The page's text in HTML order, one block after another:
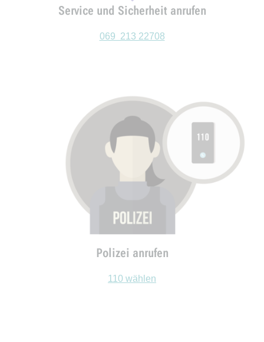
Service und Sicherheit anrufen
069 213 22708
Polizei anrufen
110 wählen